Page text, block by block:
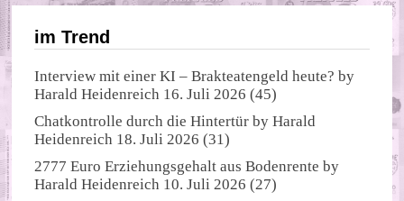
im Trend
Interview mit einer KI – Brakteatengeld heute? by
Harald Heidenreich 16. Juli 2026 (45)
Chatkontrolle durch die Hintertür byHarald
Heidenreich 18. Juli 2026 (31)
2777 Euro Erziehungsgehalt aus Bodenrente by
Harald Heidenreich 10. Juli 2026 (27)